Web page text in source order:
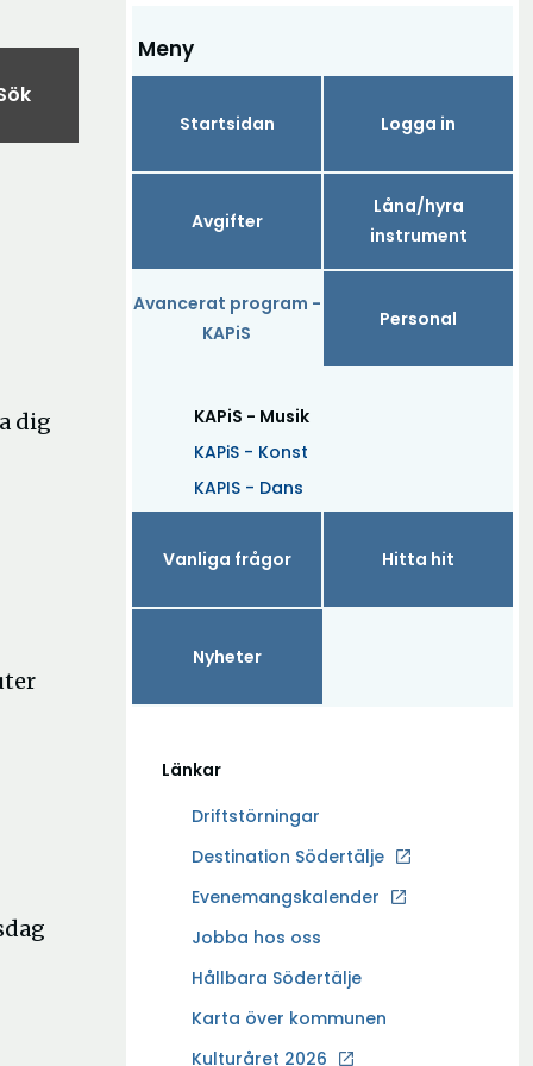
Meny
Startsidan Logga in
Avgifter
Låna/hyra
instrument
Avancerat program -
KAPiS
Personal
KAPiS - Musik
(Aktuell)
KAPiS - Konst
KAPIS - Dans
Vanliga frågor Hitta hit
Nyheter
Länkar
Driftstörningar
Destination Södertälje
Ö
p
n
a
Evenemangskalender
Jobba hos oss
Ö
p
n
a
Hållbara Södertälje
Karta över kommunen
Kulturåret 2026
dig